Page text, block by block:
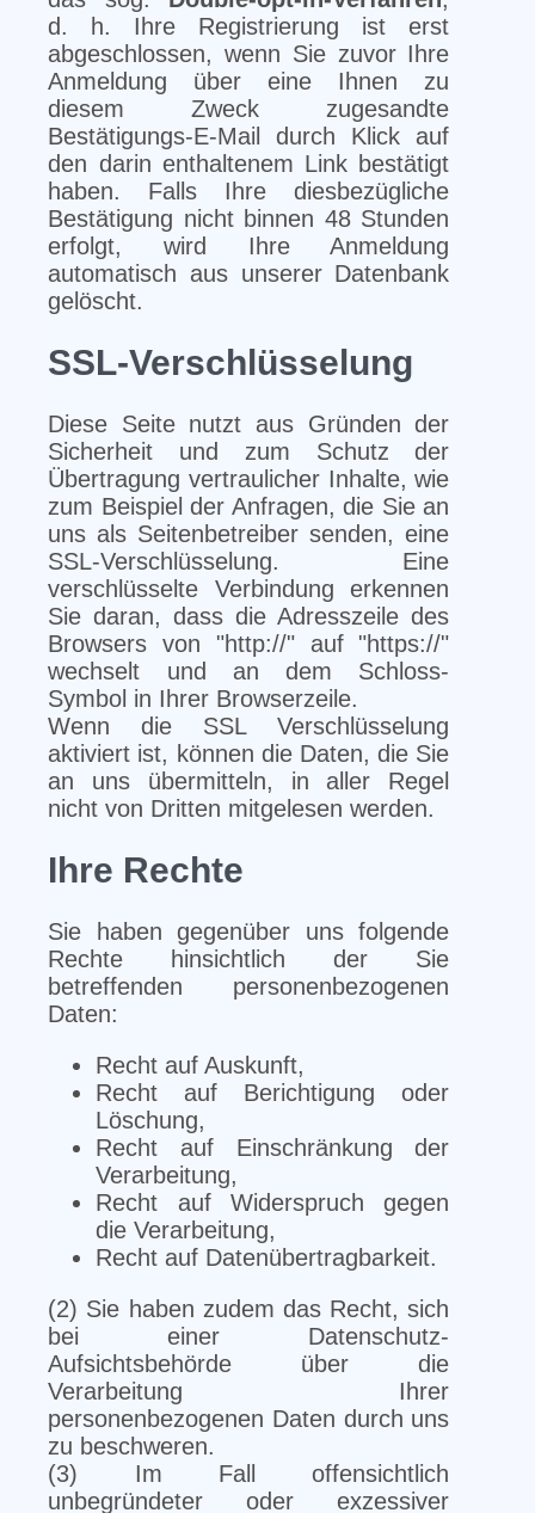
d. h. Ihre Registrierung ist erst
abgeschlossen, wenn Sie zuvor Ihre
Anmeldung über eine Ihnen zu
diesem Zweck zugesandte
Bestätigungs-E-Mail durch Klick auf
den darin enthaltenem Link bestätigt
haben. Falls Ihre diesbezügliche
Bestätigung nicht binnen 48 Stunden
erfolgt, wird Ihre Anmeldung
automatisch aus unserer Datenbank
gelöscht.
SSL-Verschlüsselung
Diese Seite nutzt aus Gründen der
Sicherheit und zum Schutz der
Übertragung vertraulicher Inhalte, wie
zum Beispiel der Anfragen, die Sie an
uns als Seitenbetreiber senden, eine
SSL-Verschlüsselung. Eine
verschlüsselte Verbindung erkennen
Sie daran, dass die Adresszeile des
Browsers von "http://" auf "https://"
wechselt und an dem Schloss-
Symbol in Ihrer Browserzeile.
Wenn die SSL Verschlüsselung
aktiviert ist, können die Daten, die Sie
an uns übermitteln, in aller Regel
nicht von Dritten mitgelesen werden.
Ihre Rechte
Sie haben gegenüber uns folgende
Rechte hinsichtlich der Sie
betreffenden personenbezogenen
Daten:
Recht auf Auskunft,
Recht auf Berichtigung oder
Löschung,
Recht auf Einschränkung der
Verarbeitung,
Recht auf Widerspruch gegen
die Verarbeitung,
Recht auf Datenübertragbarkeit.
(2) Sie haben zudem das Recht, sich
bei einer Datenschutz-
Aufsichtsbehörde über die
Verarbeitung Ihrer
personenbezogenen Daten durch uns
zu beschweren.
(3) Im Fall offensichtlich
unbegründeter oder exzessiver